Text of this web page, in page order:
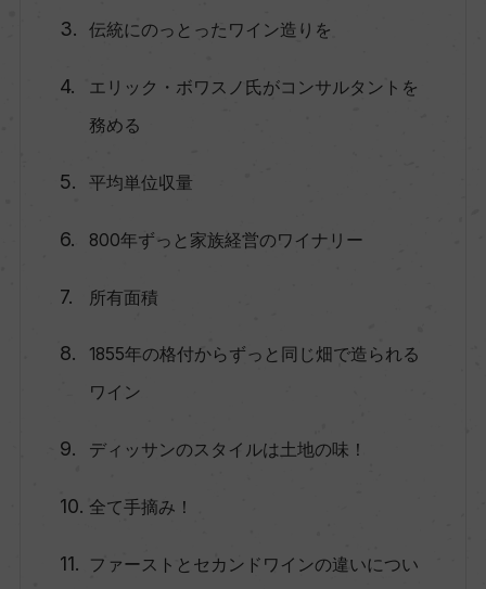
伝統にのっとったワイン造りを
エリック・ボワスノ氏がコンサルタントを
務める
平均単位収量
800年ずっと家族経営のワイナリー
所有面積
1855年の格付からずっと同じ畑で造られる
ワイン
ディッサンのスタイルは土地の味！
全て手摘み！
ファーストとセカンドワインの違いについ